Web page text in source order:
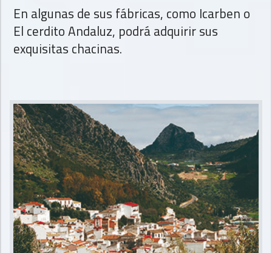
En algunas de sus fábricas, como Icarben o
El cerdito Andaluz, podrá adquirir sus
exquisitas chacinas.